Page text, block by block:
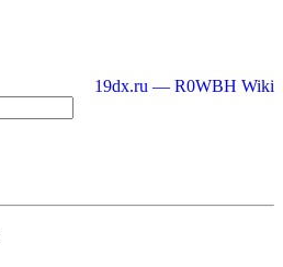
19dx.ru — R0WBH Wiki